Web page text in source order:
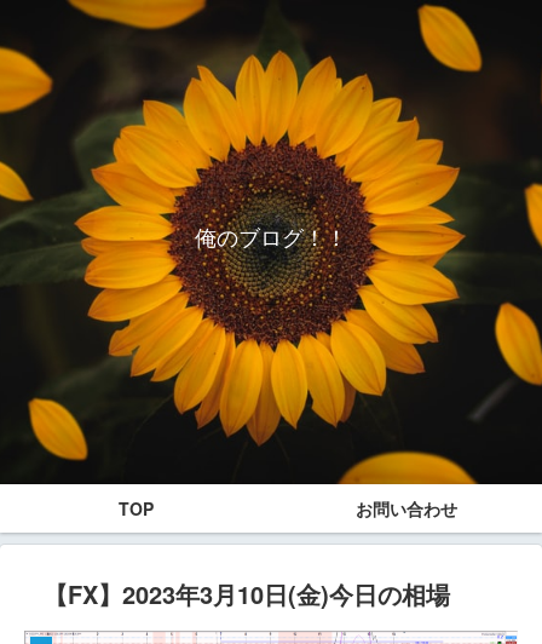
俺のブログ！！
TOP お問い合わせ
【FX】2023年3月10日(金)今日の相場